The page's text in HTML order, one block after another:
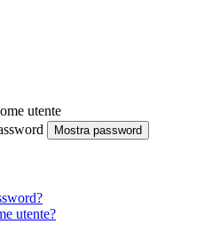
utente
Mostra password
utente?